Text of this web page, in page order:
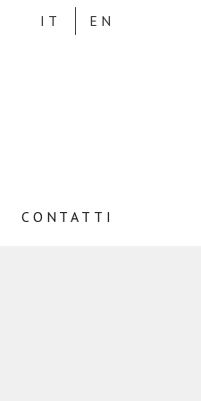
IT EN
CONTATTI